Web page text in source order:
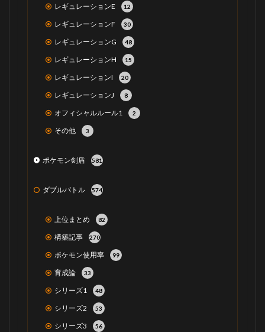
レギュレーションE 12
レギュレーションF 30
レギュレーションG 48
レギュレーションH 15
レギュレーションI 20
レギュレーションJ 8
オフィシャルルール1 2
その他 3
ポケモン剣盾 581
ダブルバトル 574
上位まとめ 82
構築記事 270
ポケモン使用率 99
育成論 33
シリーズ1 48
シリーズ2 53
シリーズ3 56